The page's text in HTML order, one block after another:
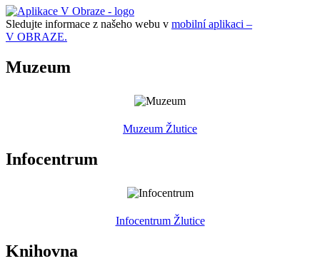
Sledujte informace z našeho webu v mobilní aplikaci –
V OBRAZE.
Muzeum
Muzeum Žlutice
Infocentrum
Infocentrum Žlutice
Knihovna